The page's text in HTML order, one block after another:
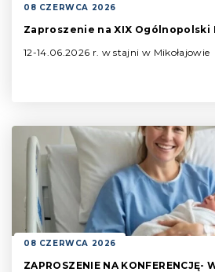
08 CZERWCA 2026
Zaproszenie na XIX Ogólnopolski
12-14.06.2026 r. w stajni w Mikołajowie
08 CZERWCA 2026
ZAPROSZENIE NA KONFERENCJĘ-